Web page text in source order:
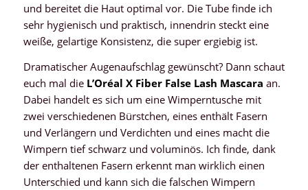
und bereitet die Haut optimal vor. Die Tube finde ich
sehr hygienisch und praktisch, innendrin steckt eine
weiße, gelartige Konsistenz, die super ergiebig ist.
Dramatischer Augenaufschlag gewünscht? Dann schaut
euch mal dieL’Oréal X Fiber False Lash Mascara an.
Dabei handelt es sich um eine Wimperntusche mit
zwei verschiedenen Bürstchen, eines enthält Fasern
und Verlängern und Verdichten und eines macht die
Wimpern tief schwarz und voluminös. Ich finde, dank
der enthaltenen Fasern erkennt man wirklich einen
Unterschied und kann sich die falschen Wimpern